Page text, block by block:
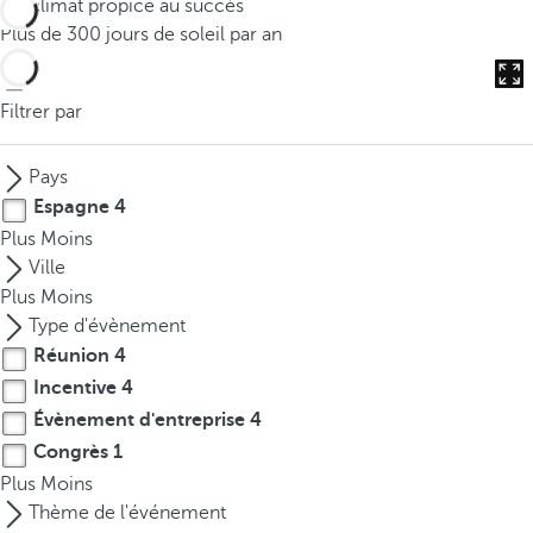
u
a
p
r
e
s
s
t
h
d
o
w
n
a
Un climat propice au succès
Plus de 300 jours de soleil par an
Filtrer par
Pays
Espagne 4
Plus Moins
Ville
Plus Moins
Type d'évènement
Réunion 4
Incentive 4
Évènement d'entreprise 4
Congrès 1
Plus Moins
Thème de l'événement